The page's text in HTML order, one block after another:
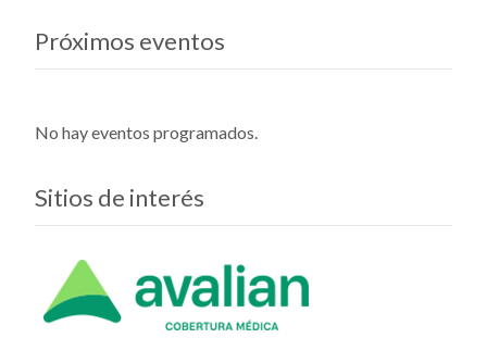
Próximos eventos
No hay eventos programados.
Sitios de interés